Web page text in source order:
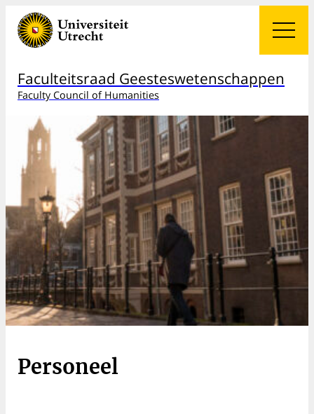
Faculteitsraad Geesteswetenschappen
Faculty Council of Humanities
Personeel